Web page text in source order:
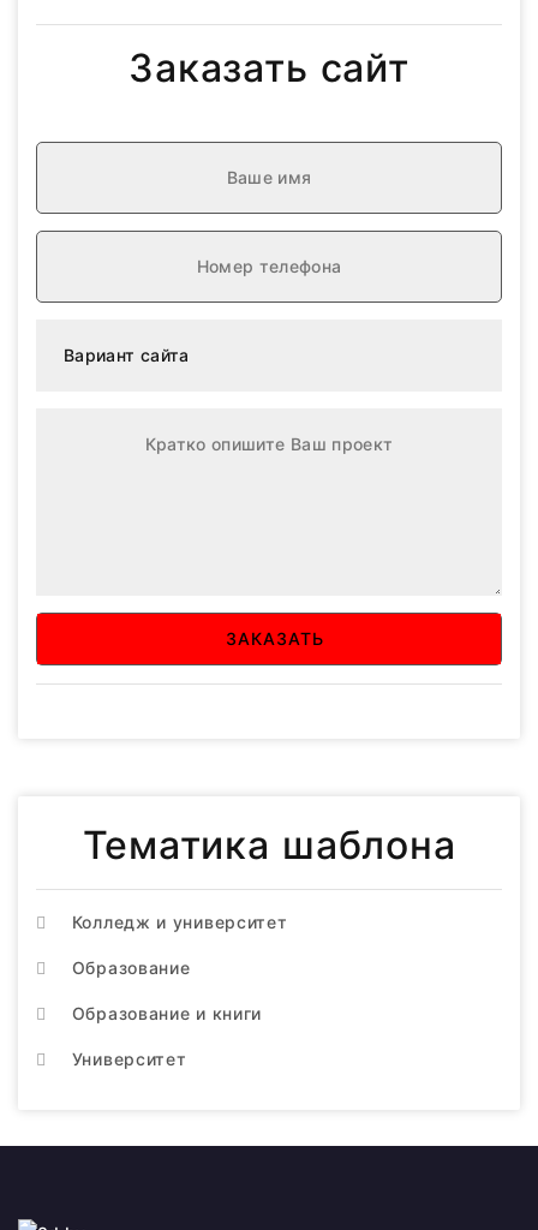
Заказать сайт
ЗАКАЗАТЬ
Тематика шаблона
Колледж и университет
Образование
Образование и книги
Университет